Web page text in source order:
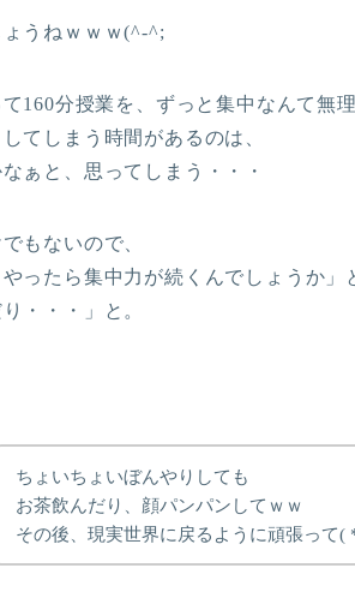
うねｗｗｗ(^-^;
160分授業を、ずっと集中なんて無
てしまう時間があるのは、
ぁと、思ってしまう・・・
もないので、
ったら集中力が続くんでしょうか」
・・・」と。
ちょいちょいぼんやりしても
お茶飲んだり、顔パンパンしてｗｗ
その後、現実世界に戻るように頑張って(